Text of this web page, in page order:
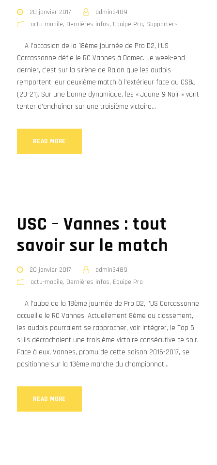
20 janvier 2017
admin3489
actu-mobile, Dernières infos, Equipe Pro, Supporters
A l’occasion de la 18ème journée de Pro D2, l’US
Carcassonne défie le RC Vannes à Domec. Le week-end
dernier, c’est sur la sirène de Rajon que les audois
remportent leur deuxième match à l’extérieur face au CSBJ
(20-21). Sur une bonne dynamique, les « Jaune & Noir » vont
tenter d’enchaîner sur une troisième victoire...
READ MORE
USC – Vannes : tout
savoir sur le match
20 janvier 2017
admin3489
actu-mobile, Dernières infos, Equipe Pro
A l’aube de la 18ème journée de Pro D2, l’US Carcassonne
accueille le RC Vannes. Actuellement 8ème au classement,
les audois pourraient se rapprocher, voir intégrer, le Top 5
si ils décrochaient une troisième victoire consécutive ce soir.
Face à eux, Vannes, promu de cette saison 2016-2017, se
positionne sur la 13ème marche du championnat...
READ MORE